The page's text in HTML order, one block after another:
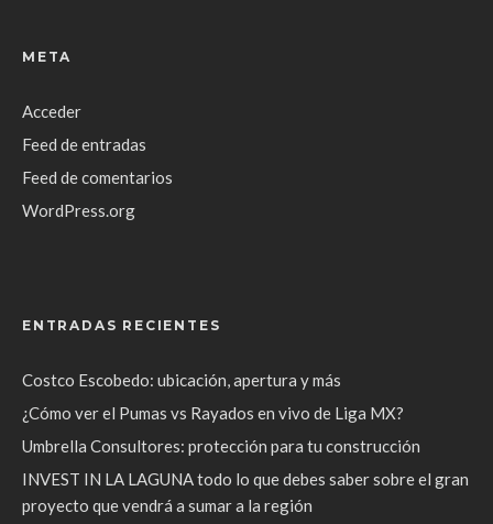
META
Acceder
Feed de entradas
Feed de comentarios
WordPress.org
ENTRADAS RECIENTES
Costco Escobedo: ubicación, apertura y más
¿Cómo ver el Pumas vs Rayados en vivo de Liga MX?
Umbrella Consultores: protección para tu construcción
INVEST IN LA LAGUNA todo lo que debes saber sobre el gran
proyecto que vendrá a sumar a la región